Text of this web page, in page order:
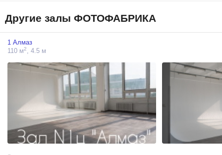
Другие залы ФОТОФАБРИКА
1 Алмаз
110 м2, 4.5 м